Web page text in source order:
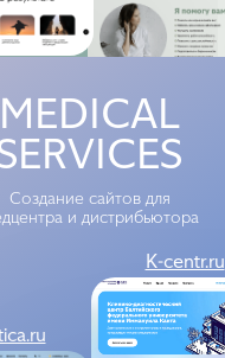
MEDICAL
Создание сайтов для
и дистрибьютора
K-centr.ru
K-centr